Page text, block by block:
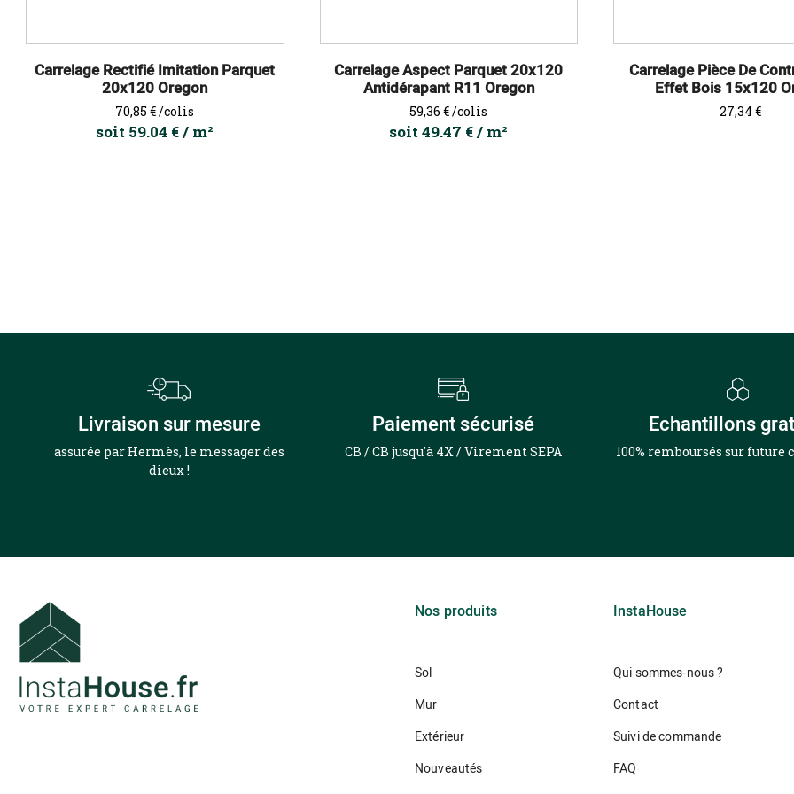
Carrelage Rectifié Imitation Parquet
20x120 Oregon
Prix
70,85 €/colis
soit 59.04 € / m²
Carrelage Aspect Parquet 20x120
Antidérapant R11 Oregon
Prix
59,36 €/colis
soit 49.47 € / m²
Carrelage Pièce De
Effet Bois 15x120
Prix
27,34 €
Livraison sur mesure
assurée par Hermès, le messager des
dieux !
Paiement sécurisé
CB / CB jusqu'à 4X / Virement SEPA
Echantillons
100% remboursés sur future
Nos produits
Sol
Mur
Extérieur
Nouveautés
InstaHouse
Qui sommes-nous ?
Contact
Suivi de commande
FAQ